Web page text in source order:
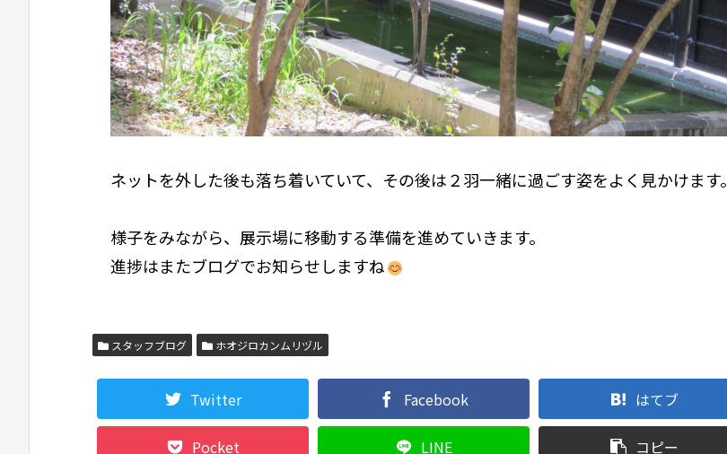
ネットを外した後も落ち着いていて、その後は２羽一緒に過ごす姿をよく見かけます。
様子をみながら、展示場に移動する準備を進めていきます。
進捗はまたブログでお知らせしますね
スタッフブログ ホオジロカンムリヅル
Twitter Facebook はてブ
Pocket LINE コピー